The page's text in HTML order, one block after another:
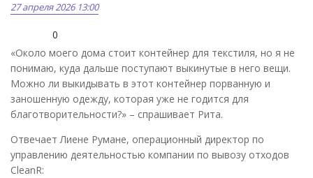
27 апреля 2026 13:00
0
«Около моего дома стоит контейнер для текстиля, но я не
понимаю, куда дальше поступают выкинутые в него вещи.
Можно ли выкидывать в этот контейнер порванную и
заношенную одежду, которая уже не годится для
благотворительности?» – спрашивает Рита.
Отвечает Лиене Румане, операционный директор по
управлению деятельностью компании по вывозу отходов
CleanR: